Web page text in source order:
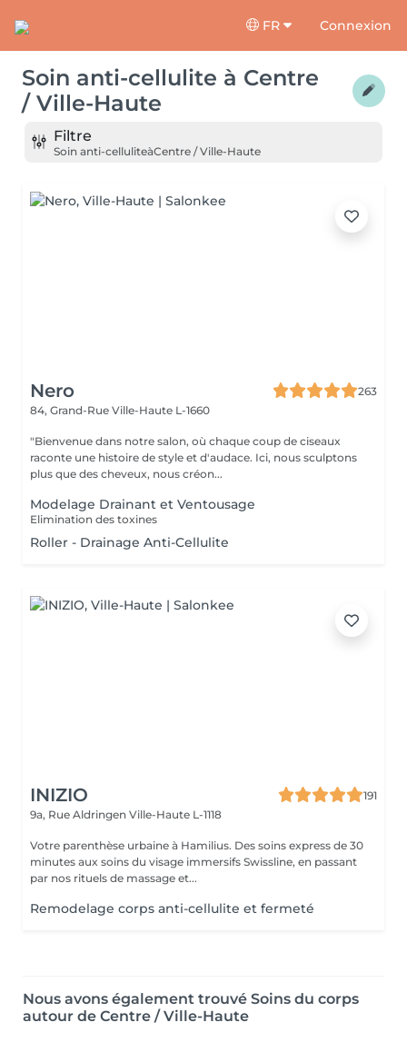
FR Connexion
Soin anti-cellulite à Centre
/ Ville-Haute
Filtre
Soin anti-celluliteàCentre / Ville-Haute
Nero
263
84, Grand-Rue Ville-Haute L-1660
"Bienvenue dans notre salon, où chaque coup de ciseaux
raconte une histoire de style et d'audace. Ici, nous sculptons
plus que des cheveux, nous créon...
Modelage Drainant et Ventousage
Elimination des toxines
Roller - Drainage Anti-Cellulite
INIZIO
191
9a, Rue Aldringen Ville-Haute L-1118
Votre parenthèse urbaine à Hamilius. Des soins express de 30
minutes aux soins du visage immersifs Swissline, en passant
par nos rituels de massage et...
Remodelage corps anti-cellulite et fermeté
Nous avons également trouvé Soins du corps
autour de Centre / Ville-Haute